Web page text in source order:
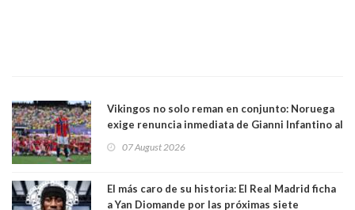
Vikingos no solo reman en conjunto: Noruega
exige renuncia inmediata de Gianni Infantino al
07 August 2026
El más caro de su historia: El Real Madrid ficha
a Yan Diomande por las próximas siete